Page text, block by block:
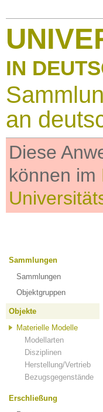
IN
an
Diese
können im
Sammlungen
Sammlungen
Objektgruppen
Objekte
Materielle Modelle
Modellarten
Disziplinen
Herstellung/Vertrieb
Bezugsgegenstände
Erschließung